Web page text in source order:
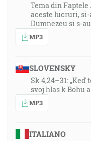
Tema din Faptele
aceste lucruri,
Dumnezeu si s-
MP3
SLOVENSKY
Sk 4,24–31:
svoj hlas k Bohu
MP3
ITALIANO